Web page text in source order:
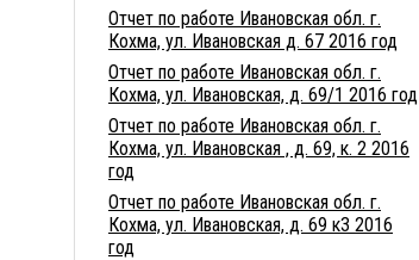
Отчет по работе Ивановская обл. г.
Кохма, ул. Ивановская д. 67 2016 год
Отчет по работе Ивановская обл. г.
Кохма, ул. Ивановская, д. 69/1 2016 год
Отчет по работе Ивановская обл. г.
Кохма, ул. Ивановская , д. 69, к. 2 2016
год
Отчет по работе Ивановская обл. г.
Кохма, ул. Ивановская, д. 69 к3 2016
год